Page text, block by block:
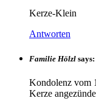
Kerze-Klein
Antworten
Familie Hölzl says:
Kondolenz vom
Kerze